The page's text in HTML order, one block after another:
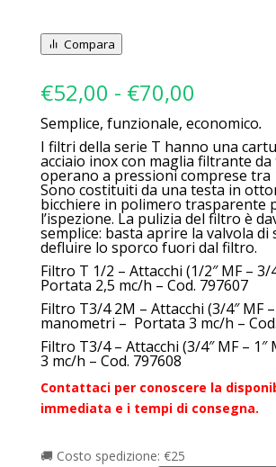
Compara
€52,00 - €70,00
prezzo:
da
€52,00
a
€70,00
Semplice, funzionale, economico.
I filtri della serie T hanno una
acciaio inox con maglia filtrante da
operano a pressioni comprese tra
Sono costituiti da una testa in
bicchiere in polimero trasparente
l’ispezione. La pulizia del filtro è
semplice: basta aprire la valvola di
defluire lo sporco fuori dal filtro.
Filtro T 1/2 – Attacchi (1/2″ MF – 3/
Portata 2,5 mc/h – Cod. 797607
Filtro T3/4 2M – Attacchi (3/4″ MF
manometri – Portata 3 mc/h –
Filtro T3/4 – Attacchi (3/4″ MF – 1″
3 mc/h – Cod. 797608
Contattaci per conoscere la
immediata e i tempi di consegna.
🚚 Costo spedizione: €25